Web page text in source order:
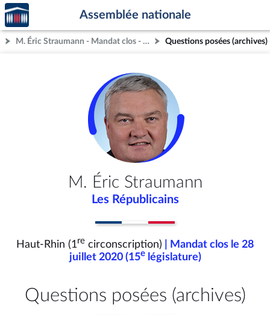
Aller au contenu
Aller en bas de la page
Accèder
à la
page
d'accueil
Assemblée nationale
M. Éric Straumann - Mandat clos - Haut-Rhin (1re circonscription) Questions posées (archives)
M. Éric Straumann
Les Républicains
Haut-Rhin (1re circonscription)
| Mandat clos le 28
juillet 2020 (15elégislature)
Questions posées (archives)